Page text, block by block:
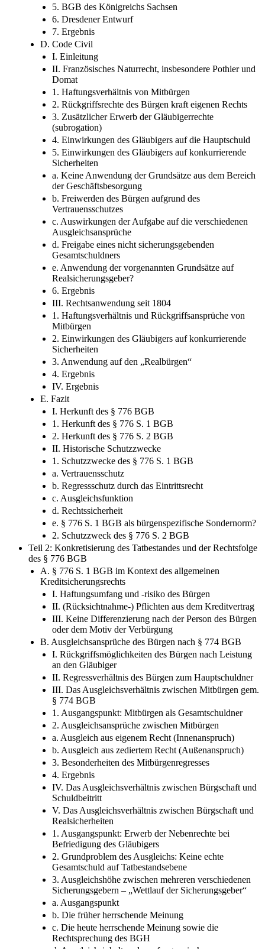
5. BGB des Königreichs Sachsen
6. Dresdener Entwurf
7. Ergebnis
D. Code Civil
I. Einleitung
II. Französisches Naturrecht, insbesondere Pothier und
Domat
1. Haftungsverhältnis von Mitbürgen
2. Rückgriffsrechte des Bürgen kraft eigenen Rechts
3. Zusätzlicher Erwerb der Gläubigerrechte
(subrogation)
4. Einwirkungen des Gläubigers auf die Hauptschuld
5. Einwirkungen des Gläubigers auf konkurrierende
Sicherheiten
a. Keine Anwendung der Grundsätze aus dem Bereich
der Geschäftsbesorgung
b. Freiwerden des Bürgen aufgrund des
Vertrauensschutzes
c. Auswirkungen der Aufgabe auf die verschiedenen
Ausgleichsansprüche
d. Freigabe eines nicht sicherungsgebenden
Gesamtschuldners
e. Anwendung der vorgenannten Grundsätze auf
Realsicherungsgeber?
6. Ergebnis
III. Rechtsanwendung seit 1804
1. Haftungsverhältnis und Rückgriffsansprüche von
Mitbürgen
2. Einwirkungen des Gläubigers auf konkurrierende
Sicherheiten
3. Anwendung auf den „Realbürgen“
4. Ergebnis
IV. Ergebnis
E. Fazit
I. Herkunft des § 776 BGB
1. Herkunft des § 776 S. 1 BGB
2. Herkunft des § 776 S. 2 BGB
II. Historische Schutzzwecke
1. Schutzzwecke des § 776 S. 1 BGB
a. Vertrauensschutz
b. Regressschutz durch das Eintrittsrecht
c. Ausgleichsfunktion
d. Rechtssicherheit
e. § 776 S. 1 BGB als bürgenspezifische Sondernorm?
2. Schutzzweck des § 776 S. 2 BGB
Teil 2: Konkretisierung des Tatbestandes und der Rechtsfolge
des § 776 BGB
A. § 776 S. 1 BGB im Kontext des allgemeinen
Kreditsicherungsrechts
I. Haftungsumfang und -​risiko des Bürgen
II. (Rücksichtnahme-​) Pflichten aus dem Kreditvertrag
III. Keine Differenzierung nach der Person des Bürgen
oder dem Motiv der Verbürgung
B. Ausgleichsansprüche des Bürgen nach § 774 BGB
I. Rückgriffsmöglichkeiten des Bürgen nach Leistung
an den Gläubiger
II. Regressverhältnis des Bürgen zum Hauptschuldner
III. Das Ausgleichsverhältnis zwischen Mitbürgen gem.
§ 774 BGB
1. Ausgangspunkt: Mitbürgen als Gesamtschuldner
2. Ausgleichsansprüche zwischen Mitbürgen
a. Ausgleich aus eigenem Recht (Innenanspruch)
b. Ausgleich aus zediertem Recht (Außenanspruch)
3. Besonderheiten des Mitbürgenregresses
4. Ergebnis
IV. Das Ausgleichsverhältnis zwischen Bürgschaft und
Schuldbeitritt
V. Das Ausgleichsverhältnis zwischen Bürgschaft und
Realsicherheiten
1. Ausgangspunkt: Erwerb der Nebenrechte bei
Befriedigung des Gläubigers
2. Grundproblem des Ausgleichs: Keine echte
Gesamtschuld auf Tatbestandsebene
3. Ausgleichshöhe zwischen mehreren verschiedenen
Sicherungsgebern –​ „Wettlauf der Sicherungsgeber“
a. Ausgangspunkt
b. Die früher herrschende Meinung
c. Die heute herrschende Meinung sowie die
Rechtsprechung des BGH